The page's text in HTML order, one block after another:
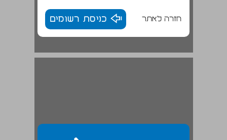
חזרה לאתר כניסת רשומים